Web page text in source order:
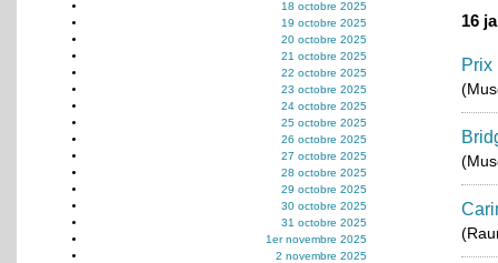
18 octobre 2025
19 octobre 2025
20 octobre 2025
21 octobre 2025
22 octobre 2025
23 octobre 2025
24 octobre 2025
25 octobre 2025
26 octobre 2025
27 octobre 2025
28 octobre 2025
29 octobre 2025
30 octobre 2025
31 octobre 2025
1er novembre 2025
2 novembre 2025
16
Prix